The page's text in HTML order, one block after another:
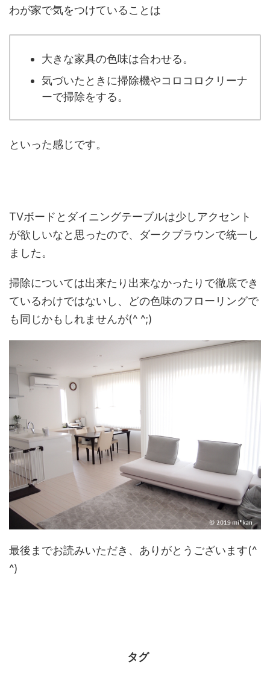
わが家で気をつけていることは
大きな家具の色味は合わせる。
気づいたときに掃除機やコロコロクリーナ
ーで掃除をする。
といった感じです。
TVボードとダイニングテーブルは少しアクセント
が欲しいなと思ったので、ダークブラウンで統一し
ました。
掃除については出来たり出来なかったりで徹底でき
ているわけではないし、どの色味のフローリングで
も同じかもしれませんが(^ ^;)
最後までお読みいただき、ありがとうございます(^
^)
タグ